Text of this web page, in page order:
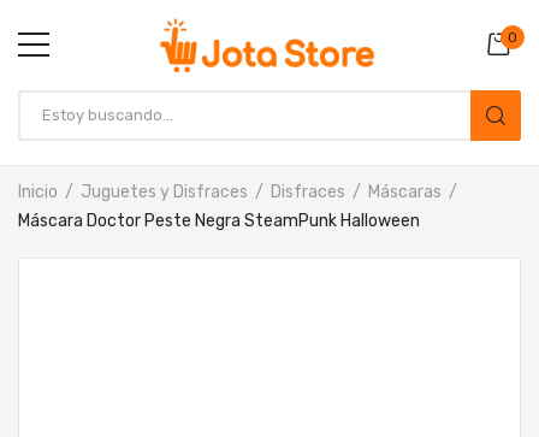
0
Inicio Juguetes y Disfraces Disfraces
Máscaras
Máscara Doctor Peste Negra SteamPunk Halloween